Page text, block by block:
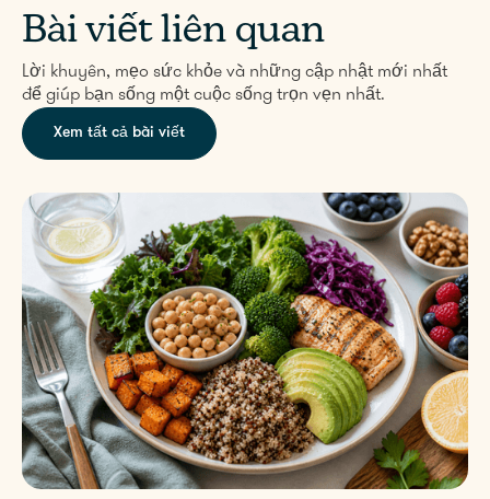
Bài viết liên quan
Lời khuyên, mẹo sức khỏe và những cập nhật mới nhất
để giúp bạn sống một cuộc sống trọn vẹn nhất.
Xem tất cả bài viết